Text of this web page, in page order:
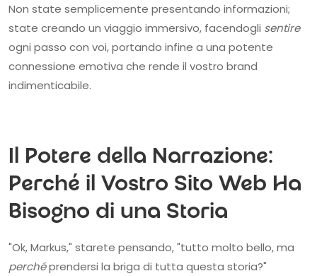
Non state semplicemente presentando informazioni;
state creando un viaggio immersivo, facendogli sentire
ogni passo con voi, portando infine a una potente
connessione emotiva che rende il vostro brand
indimenticabile.
Il Potere della Narrazione:
Perché il Vostro Sito Web Ha
Bisogno di una Storia
"Ok, Markus," starete pensando, "tutto molto bello, ma
perchéprendersi la briga di tutta questa storia?"